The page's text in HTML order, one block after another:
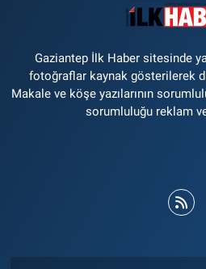
Gaziantep İlk Haber sitesinde
fotoğraflar kaynak gösterilerek
Makale ve köşe yazılarının
sorumluluğu reklam